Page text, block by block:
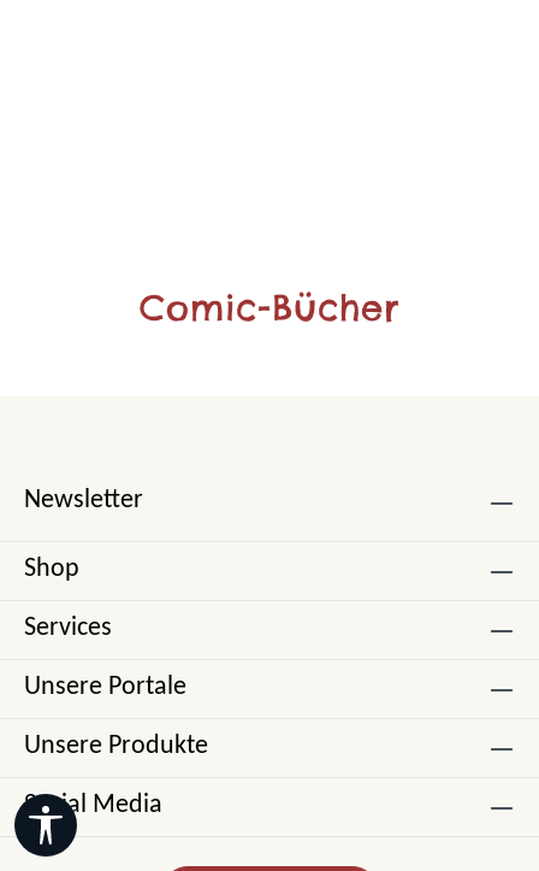
Comic-Bücher
Newsletter
Shop
Services
Unsere Portale
Unsere Produkte
Social Media
Werkzeugleiste anzeigen